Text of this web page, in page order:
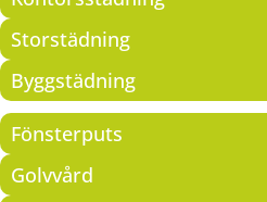
Storstädning
Byggstädning
Fönsterputs
Golvvård